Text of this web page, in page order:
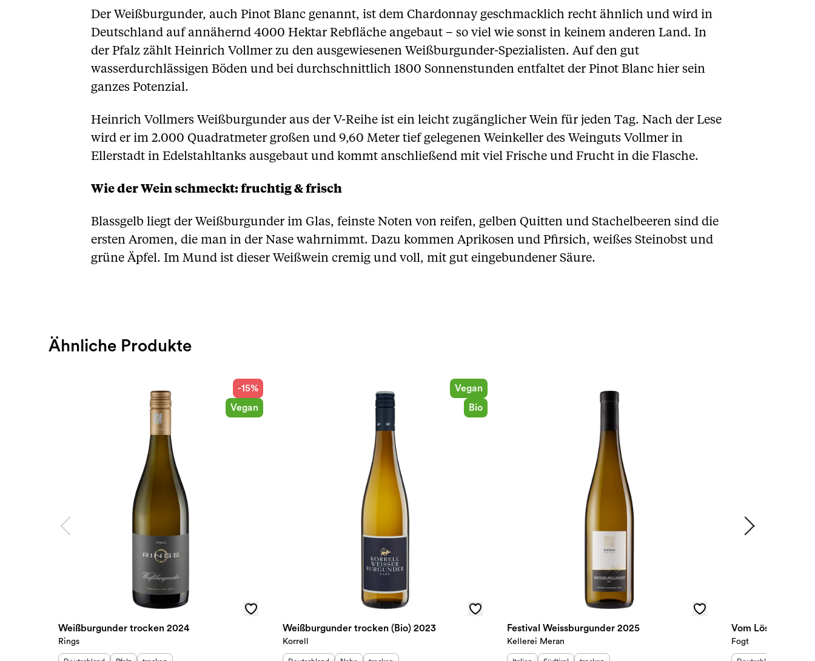
Der Weißburgunder, auch Pinot Blanc genannt, ist dem Chardonnay geschmacklich recht ähnlich und wird in
Deutschland auf annähernd 4000 Hektar Rebfläche angebaut – so viel wie sonst in keinem anderen Land. In
der Pfalz zählt Heinrich Vollmer zu den ausgewiesenen Weißburgunder-Spezialisten. Auf den gut
wasserdurchlässigen Böden und bei durchschnittlich 1800 Sonnenstunden entfaltet der Pinot Blanc hier sein
ganzes Potenzial.
Heinrich Vollmers Weißburgunder aus der V-Reihe ist ein leicht zugänglicher Wein für jeden Tag. Nach der Lese
wird er im 2.000 Quadratmeter großen und 9,60 Meter tief gelegenen Weinkeller des Weinguts Vollmer in
Ellerstadt in Edelstahltanks ausgebaut und kommt anschließend mit viel Frische und Frucht in die Flasche.
Wie der Wein schmeckt: fruchtig & frisch
Blassgelb liegt der Weißburgunder im Glas, feinste Noten von reifen, gelben Quitten und Stachelbeeren sind die
ersten Aromen, die man in der Nase wahrnimmt. Dazu kommen Aprikosen und Pfirsich, weißes Steinobst und
grüne Äpfel. Im Mund ist dieser Weißwein cremig und voll, mit gut eingebundener Säure.
Ähnliche Produkte
-15%
Vegan
Weißburgunder trocken 2024
Rings
Vegan
Bio
Weißburgunder trocken (Bio) 2023
Korrell
Festival Weissburgunder 2025
Kellerei Meran
Vom Löss Weißer
Fogt